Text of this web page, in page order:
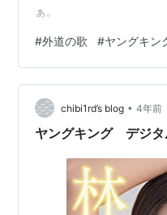
ぁ。
#外道の歌 #ヤングキン
chibi1rd’s blog • 4年前
ヤングキング デジ